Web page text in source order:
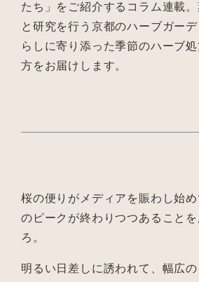
たち」をご紹介するコラム連載
と研究を行う京都のハーブガー
らしに寄り添った季節のハーブ
方をお届けします。
桜の便りがメディアを賑わし始
のピークが終わりつつあること
ろ。
明るい日差しに誘われて、幅広